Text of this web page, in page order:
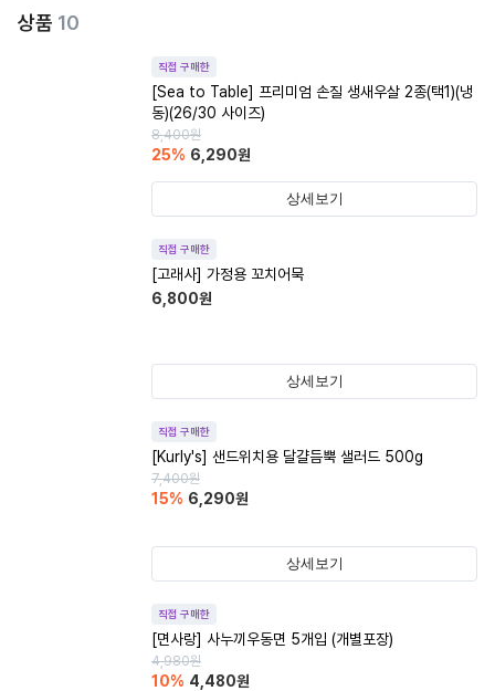
상품 10
직접 구매한
[Sea to Table] 프리미엄 손질 생새우살 2종(택1)(냉
동)(26/30 사이즈)
8,400원
25% 6,290원
상세보기
직접 구매한
[고래사] 가정용 꼬치어묵
6,800원
상세보기
직접 구매한
[Kurly's] 샌드위치용 달걀듬뿍 샐러드 500g
7,400원
15% 6,290원
상세보기
직접 구매한
[면사랑] 사누끼우동면 5개입 (개별포장)
4,980원
10% 4,480원